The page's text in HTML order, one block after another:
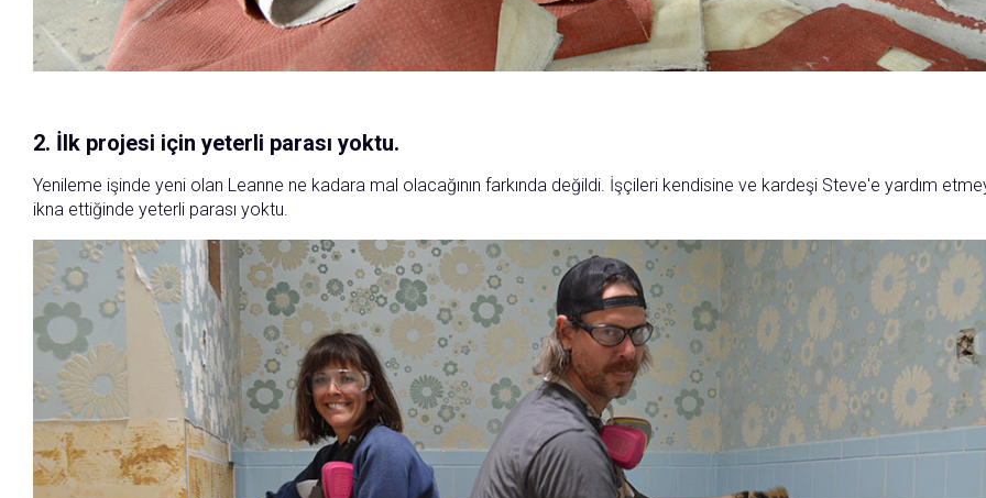
2. İlk projesi için yeterli parası yoktu.
Yenileme işinde yeni olan Leanne ne kadara mal olacağının farkında değildi. İşçileri kendisine ve kardeşi Steve'e yardım
ikna ettiğinde yeterli parası yoktu.